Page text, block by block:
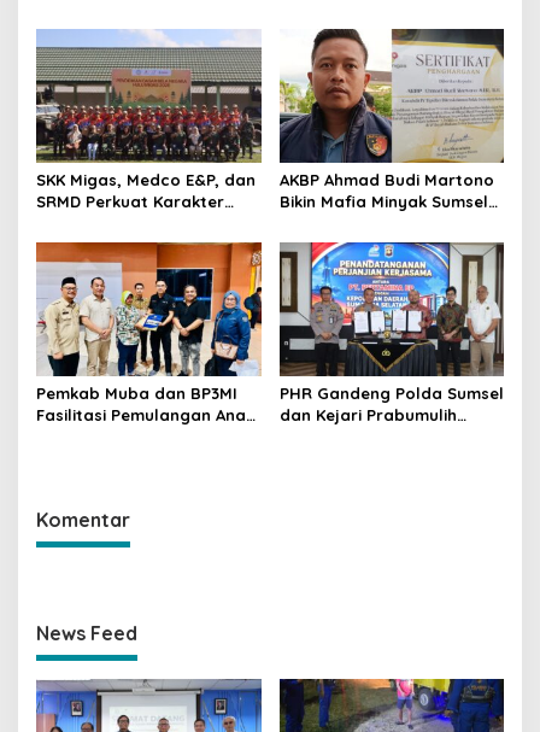
Hukum Demi Kelancaran
Operasi Hulu Migas
Lima Pelaku Diamankan
SKK Migas, Medco E&P, dan
SRMD Perkuat Karakter
Ketahanan Energi Nasional
AKBP Ahmad Budi Martono
Bikin Mafia Minyak Sumsel
Disulap Jadi Rp7,59 Miliar
untuk Negara Raih
Penghargaan SKK Migas
Pemkab Muba dan BP3MI
Fasilitasi Pemulangan Anak
PHR Gandeng Polda Sumsel
dan Kejari Prabumulih
Komentar
News Feed